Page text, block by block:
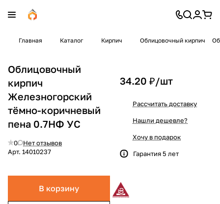
Главная Каталог Кирпич Облицовочный кирпич
Облицовочный
кирпич
Железногорский
тёмно-коричневый
пена 0.7НФ УС
0
Нет отзывов
Арт. 14010237
В корзину
34.20 ₽/шт
Рассчитать доставку
Нашли дешевле?
Хочу в подарок
Гарантия 5 лет